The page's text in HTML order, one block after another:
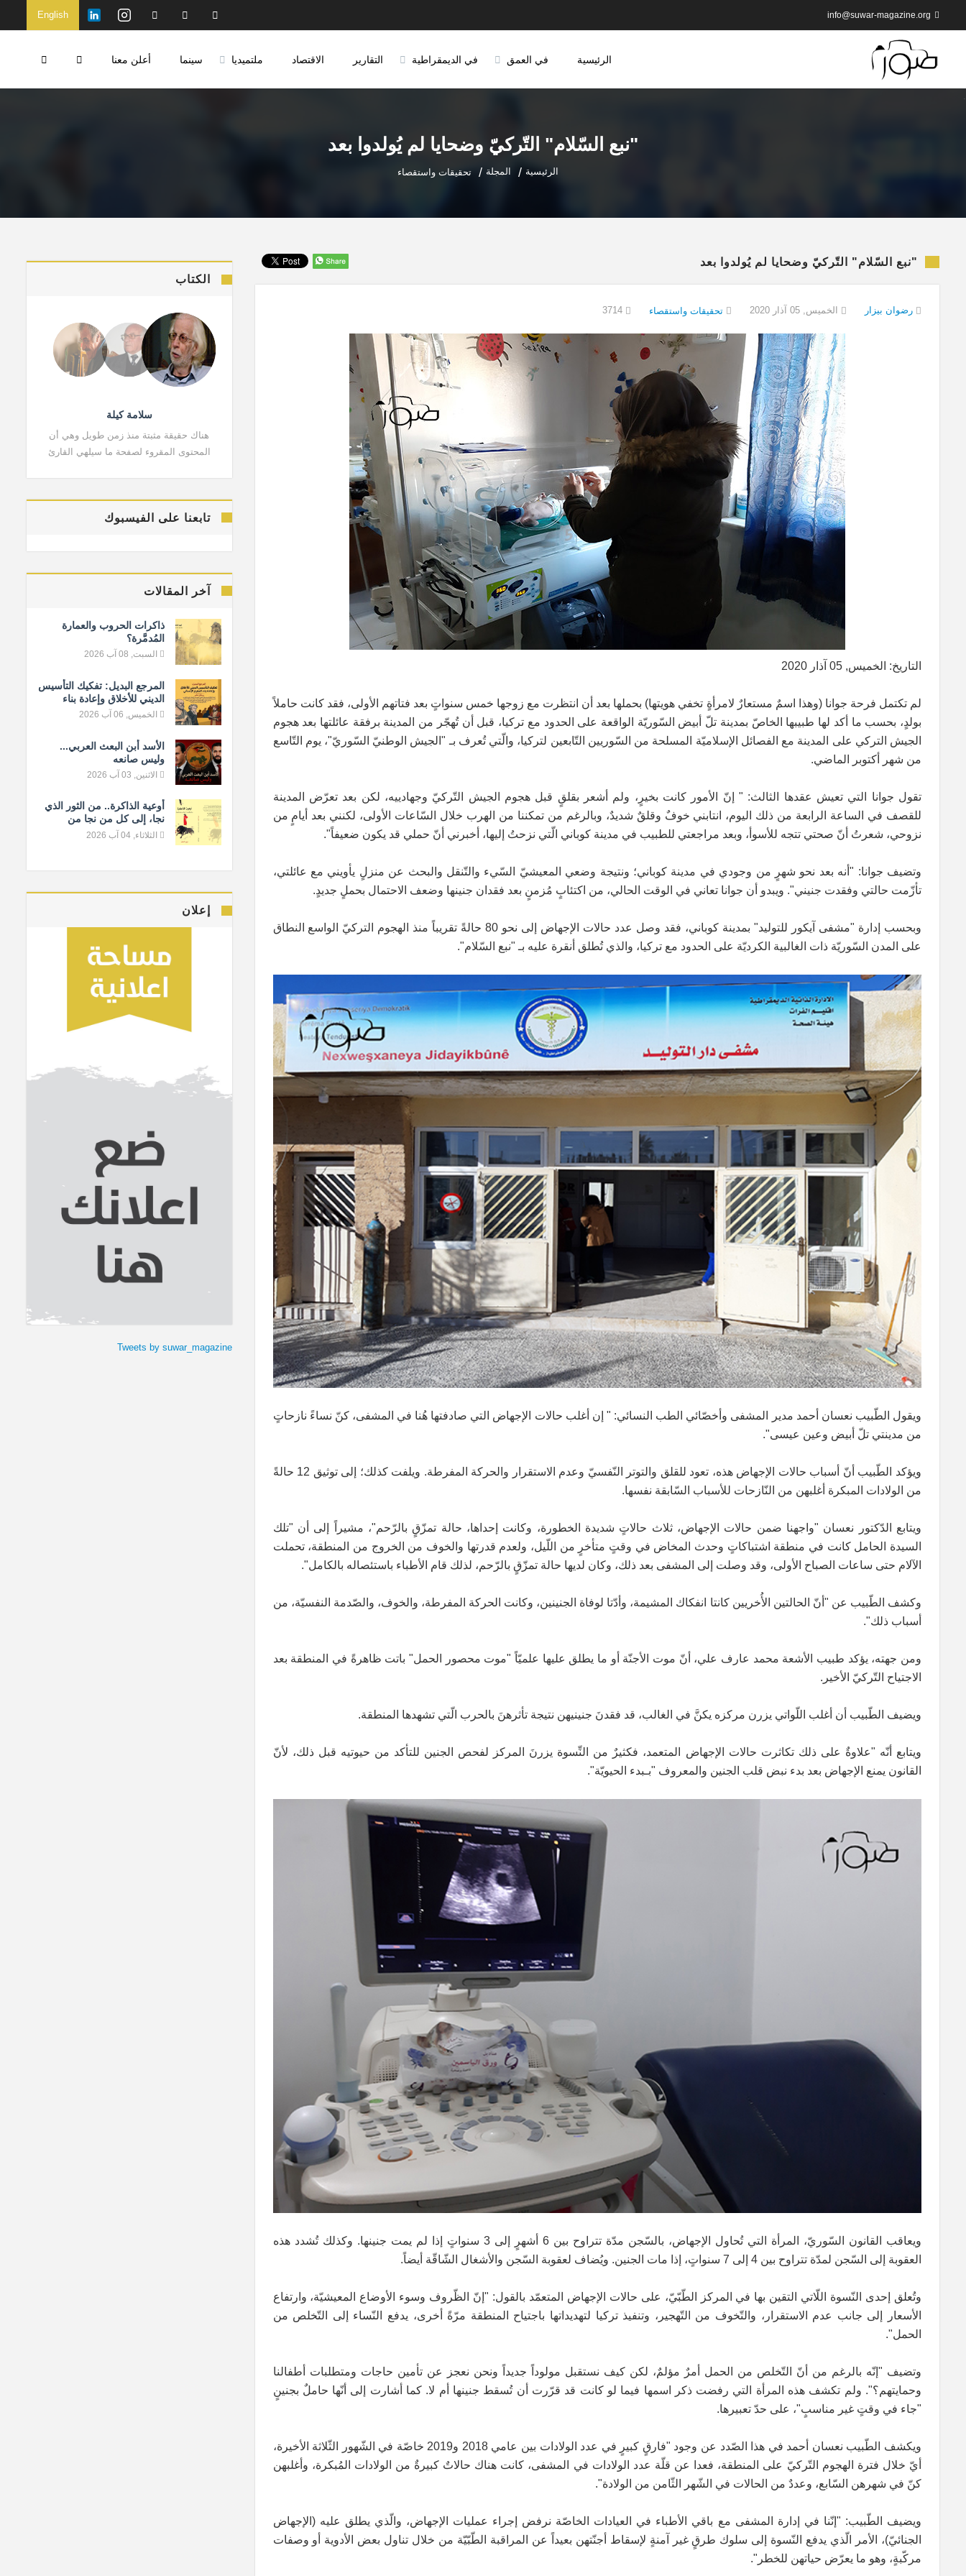
English info@suwar-magazine.org
الرئيسية في العمق في الديمقراطية التقارير الاقتصاد ملتميديا سينما أعلن معنا
"نبع السّلام" التّركيّ وضحايا لم يُولدوا بعد
الرئيسية المجلة تحقيقات واستقصاء
"نبع السّلام" التّركيّ وضحايا لم يُولدوا بعد
رضوان بيزار الخميس, 05 آذار 2020 تحقيقات واستقصاء
التاريخ: الخميس, 05 آذار 2020
لم تكتمل فرحة جوانا (وهذا اسمٌ مستعارٌ لامرأةٍ تخفي هويتها) بحملها بعد أن انتظرت مع زوجها خمس سنواتٍ بعد فتاتهم الأولى، فقد كانت حاملاً
بولدٍ، بحسب ما أكد لها طبيبها الخاصّ بمدينة تلّ أبيض السّوريّة الواقعة على الحدود مع تركيا، قبل أن تُهجّر من المدينة برفقة عائلتها بعد هجوم
الجيش التركي على المدينة مع الفصائل الإسلاميّة المسلحة من السّوريين التّابعين لتركيا، والّتي تُعرف بـ "الجيش الوطنيّ السّوريّ"، يوم التّاسع
من شهر أكتوبر الماضي.
تقول جوانا التي تعيش عقدها الثالث: " إنّ الأمور كانت بخيرٍ، ولم أشعر بقلقٍ قبل هجوم الجيش التّركيّ وجهادييه، لكن بعد تعرّض المدينة
للقصف في الساعة الرابعة من ذلك اليوم، انتابني خوفٌ وقلقٌ شديدٌ، وبالرغم من تمكننا من الهرب خلال السّاعات الأولى، لكنني بعد أيامٍ من
نزوحي، شعرتُ أنّ صحتي تتجه للأسوأ، وبعد مراجعتي للطبيب في مدينة كوباني الّتي نزحتُ إليها، أخبرني أنّ حملي قد يكون ضعيفاً".
وتضيف جوانا: "أنه بعد نحو شهرٍ من وجودي في مدينة كوباني؛ ونتيجة وضعي المعيشيّ السّيء والتّنقل والبحث عن منزلٍ يأويني مع عائلتي،
تأزّمت حالتي وفقدت جنيني". ويبدو أن جوانا تعاني في الوقت الحالي، من اكتئابٍ مُزمنٍ بعد فقدان جنينها وضعف الاحتمال بحملٍ جديدٍ.
وبحسب إدارة "مشفى آيكور للتوليد" بمدينة كوباني، فقد وصل عدد حالات الإجهاض إلى نحو 80 حالةً تقريباً منذ الهجوم التركيّ الواسع النطاق
على المدن السّوريّة ذات الغالبية الكرديّة على الحدود مع تركيا، والذي تُطلق أنقرة عليه بـ "نبع السّلام".
ويقول الطّبيب نعسان أحمد مدير المشفى وأخصّائي الطب النسائي: " إن أغلب حالات الإجهاض التي صادفتها هُنا في المشفى، كنّ نساءً نازحاتٍ
من مدينتي تلّ أبيض وعين عيسى".
ويؤكد الطّبيب أنّ أسباب حالات الإجهاض هذه، تعود للقلق والتوتر النّفسيّ وعدم الاستقرار والحركة المفرطة. ويلفت كذلك؛ إلى توثيق 12 حالةً
من الولادات المبكرة أغلبهن من النّازحات للأسباب السّابقة نفسها.
ويتابع الدّكتور نعسان "واجهنا ضمن حالات الإجهاض، ثلاث حالاتٍ شديدة الخطورة، وكانت إحداها، حالة تمزّقٍ بالرّحم"، مشيراً إلى أن "تلك
السيدة الحامل كانت في منطقة اشتباكاتٍ وحدث المخاض في وقتٍ متأخرٍ من اللّيل، ولعدم قدرتها والخوف من الخروج من المنطقة، تحملت
الآلام حتى ساعات الصباح الأولى، وقد وصلت إلى المشفى بعد ذلك، وكان لديها حالة تمزّقٍ بالرّحم، لذلك قام الأطباء باستئصاله بالكامل".
وكشف الطّبيب عن "أنّ الحالتين الأُخريين كانتا انفكاك المشيمة، وأدّتا لوفاة الجنينين، وكانت الحركة المفرطة، والخوف، والصّدمة النفسيّة، من
أسباب ذلك".
ومن جهته، يؤكد طبيب الأشعة محمد عارف علي، أنّ موت الأجنّة أو ما يطلق عليها علميّاً "موت محصور الحمل" باتت ظاهرةً في المنطقة بعد
الاجتياح التّركيّ الأخير.
ويضيف الطّبيب أن أغلب اللّواتي يزرن مركزه يكنَّ في الغالب، قد فقدنَ جنينيهن نتيجة تأثرهنَ بالحرب الّتي تشهدها المنطقة.
ويتابع أنّه "علاوةٌ على ذلك تكاثرت حالات الإجهاض المتعمد، فكثيرٌ من النِّسوة يزرنَ المركز لفحص الجنين للتأكد من حيوتيه قبل ذلك، لأنّ
القانون يمنع الإجهاض بعد بدء نبض قلب الجنين والمعروف "بـبدء الحيويّة".
ويعاقب القانون السّوريّ، المرأة التي تُحاول الإجهاض، بالسّجن مدّة تتراوح بين 6 أشهرٍ إلى 3 سنواتٍ إذا لم يمت جنينها. وكذلك تُشدد هذه
العقوبة إلى السّجن لمدّة تتراوح بين 4 إلى 7 سنواتٍ، إذا مات الجنين. ويُضاف لعقوبة السّجن والأشغال الشّاقّة أيضاً.
وتُعلق إحدى النّسوة اللّاتي التقين بها في المركز الطّبّيّ، على حالات الإجهاض المتعمّد بالقول: "إنّ الظّروف وسوء الأوضاع المعيشيّة، وارتفاع
الأسعار إلى جانب عدم الاستقرار، والتّخوف من التّهجير، وتنفيذ تركيا لتهديداتها باجتياح المنطقة مرّةً أخرى، يدفع النّساء إلى التّخلص من
الحمل".
وتضيف "إنّه بالرغم من أنّ التّخلص من الحمل أمرٌ مؤلمٌ، لكن كيف نستقبل مولوداً جديداً ونحن نعجز عن تأمين حاجات ومتطلبات أطفالنا
وحمايتهم؟". ولم تكشف هذه المرأة التي رفضت ذكر اسمها فيما لو كانت قد قرّرت أن تُسقط جنينها أم لا. كما أشارت إلى أنّها حاملٌ بجنينٍ
"جاء في وقتٍ غير مناسبٍ"، على حدّ تعبيرها.
ويكشف الطّبيب نعسان أحمد في هذا الصّدد عن وجود "فارقٍ كبيرٍ في عدد الولادات بين عامي 2018 و2019 خاصّة في الشّهور الثّلاثة الأخيرة،
أيّ خلال فترة الهجوم التّركيّ على المنطقة، فعدا عن قلّة عدد الولادات في المشفى، كانت هناك حالاتٌ كبيرةٌ من الولادات المُبكرة، وأغلبهن
كنّ في شهرهن السّابع، وعددٌ من الحالات في الشّهر الثّامن من الولادة".
ويضيف الطّبيب: "إنّنا في إدارة المشفى مع باقي الأطباء في العيادات الخاصّة نرفض إجراء عمليات الإجهاض، والّذي يطلق عليه (الإجهاض
الجنائيّ)، الأمر الّذي يدفع النّسوة إلى سلوك طرقٍ غير آمنةٍ لإسقاط أجنّتهن بعيداً عن المراقبة الطّبّيّة من خلال تناول بعض الأدوية أو وصفات
مركّبةٍ، وهو ما يعرّض حياتهن للخطر".
الكتاب
سلامة كيلة
هناك حقيقة مثبتة منذ زمن طويل وهي أن
المحتوى المقروء لصفحة ما سيلهي القارئ
تابعنا على الفيسبوك
آخر المقالات
ذاكرات الحروب والعمارة
المُدمَّرة؟
السبت, 08 آب 2026
المرجع البديل: تفكيك التأسيس
الديني للأخلاق وإعادة بناء
المعيار الإنساني
الخميس, 06 آب 2026
الأسد أبن البعث العربي...
وليس صانعه
الاثنين, 03 آب 2026
أوعية الذاكرة.. من الثور الذي
نجا، إلى كل من نجا من
النسيان
الثلاثاء, 04 آب 2026
إعلان
Tweets by suwar_magazine